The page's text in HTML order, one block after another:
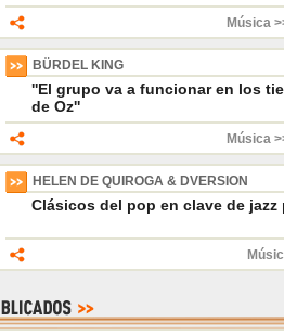
Música
BÜRDEL KING
''El grupo va a funcionar en los
de Oz''
Música
HELEN DE QUIROGA & DVERSION
Clásicos del pop en clave de jazz